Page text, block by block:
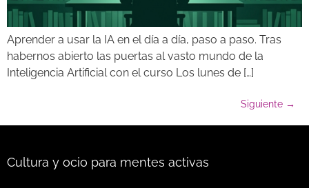
Aprender a usar la IA en el día a día, paso a paso. Tras
habernos abierto las puertas al vasto mundo de la
Inteligencia Artificial con el curso Los lunes de […]
Siguiente →
Cultura y ocio para mentes activas